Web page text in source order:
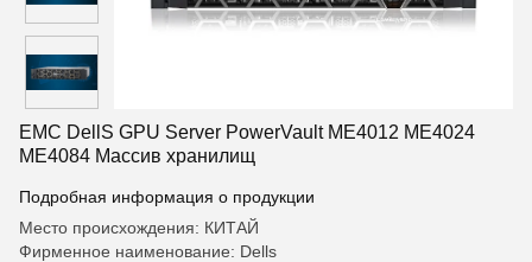
EMC DellS GPU Server PowerVault ME4012 ME4024
ME4084 Массив хранилищ
Подробная информация о продукции
Место происхождения: КИТАЙ
Фирменное наименование: Dells